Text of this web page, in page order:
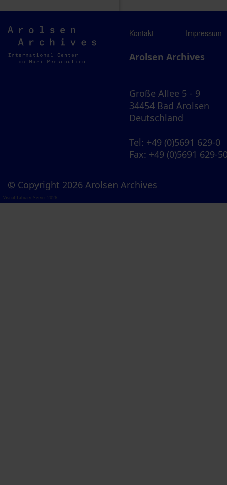
Arolsen
Archives
Kontakt Impressum
Arolsen Archives
Große Allee 5 - 9
34454 Bad Arolsen
Deutschland
Tel: +49 (0)5691 629-0
Fax: +49 (0)5691 629-
© Copyright 2026 Arolsen Archives
Visual Library Server 2026